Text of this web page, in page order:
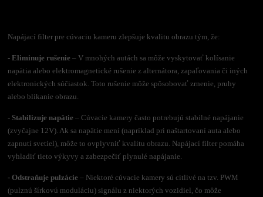
Napájací filter pre cúvaciu kameru zlepšuje kvalitu obrazu tým, že:
- Eliminuje rušenie – V mnohých autách sa môže vyskytovať kolísanie
napätia alebo elektromagnetické rušenie z alternátora, zapaľovania či iných
elektronických súčiastok. Toto rušenie môže spôsobovať zrnenie, pruhy
alebo blikanie obrazu.
- Stabilizuje napätie – Cúvacie kamery často potrebujú stabilné napájanie
(zvyčajne 12V). Ak sa napätie mení (napríklad pri naštartovaní auta alebo
zapnutí svetiel), môže to ovplyvniť kvalitu obrazu. Napájací filter pomáha
vyhladiť tieto výkyvy a zabezpečiť plynulé napájanie.
- Odstraňuje pulzácie – Niektoré cúvacie kamery sú citlivé na tzv. PWM
(pulznú šírkovú moduláciu) signálu z niektorých vozidiel, čo môže